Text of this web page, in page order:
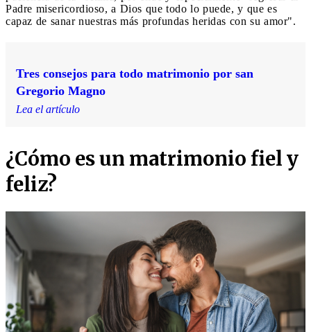
Padre misericordioso, a Dios que todo lo puede, y que es
capaz de sanar nuestras más profundas heridas con su amor".
Tres consejos para todo matrimonio por san
Gregorio Magno
Lea el artículo
¿Cómo es un matrimonio fiel y
feliz?